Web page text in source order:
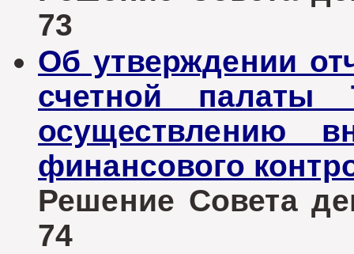
73
Об утверждении
счетной палаты
осуществлению
финансового
Решение Совета
74